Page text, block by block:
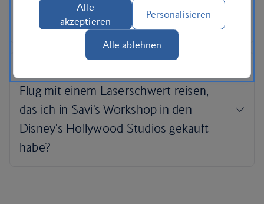
Alle
akzeptieren
Personalisieren
Alle ablehnen